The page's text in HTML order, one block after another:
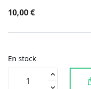
10,00€
En stock